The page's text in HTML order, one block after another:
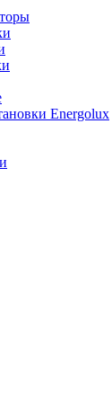
Energolux